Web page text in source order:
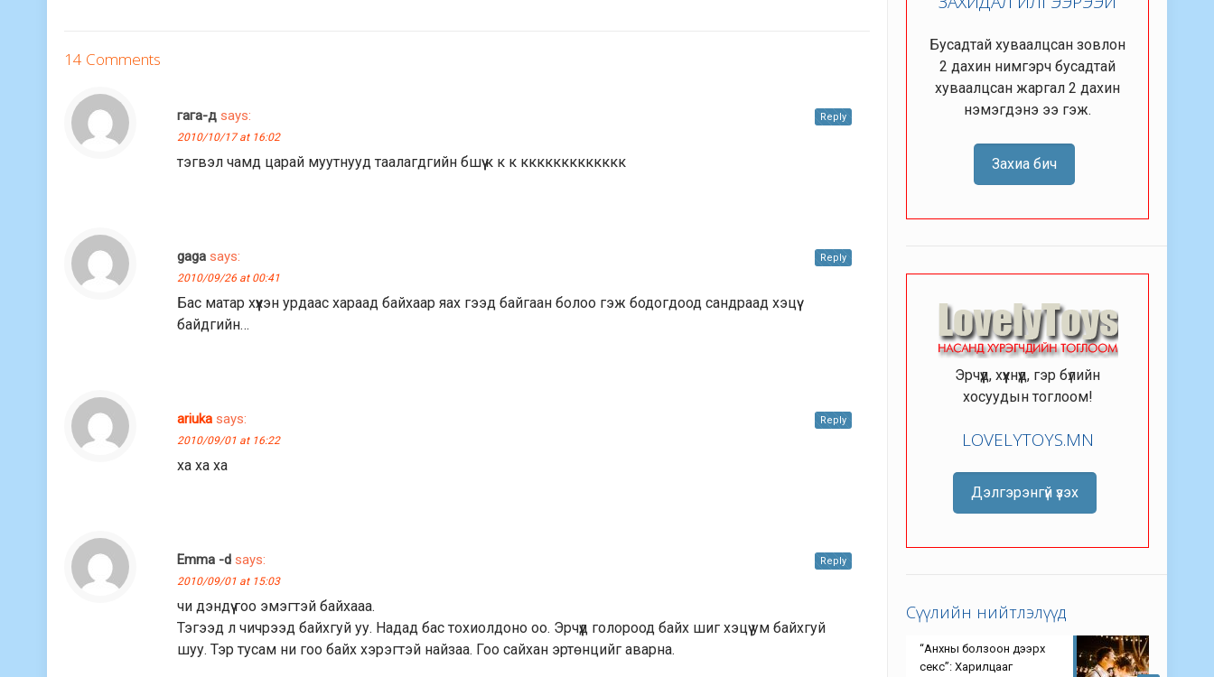
14 Comments
гага-д says:
2010/10/17 at 16:02
тэгвэл чамд царай муутнууд таалагдгийн бшүү к к к ккккккккккккк
Reply
gaga says:
2010/09/26 at 00:41
Бас матар хүүхэн урдаас хараад байхаар яах гээд байгаан болоо гэж бодогдоод сандраад хэцүү
байдгийн…
Reply
ariuka says:
2010/09/01 at 16:22
ха ха ха
Reply
Emma -d says:
2010/09/01 at 15:03
чи дэндүү гоо эмэгтэй байхааа.
Тэгээд л чичрээд байхгуй уу. Надад бас тохиолдоно оо. Эрчүүд голороод байх шиг хэцүү ум байхгуй
шуу. Тэр тусам ни гоо байх хэрэгтэй найзаа. Гоо сайхан эртөнцийг аварна.
Reply
Бусадтай хуваалцсан зовлон
2 дахин нимгэрч бусадтай
хуваалцсан жаргал 2 дахин
нэмэгдэнэ ээ гэж.
Захиа бич
Эрчүүд, хүүхнүүд, гэр бүлийн
хосуудын тоглоом!
LOVELYTOYS.MN
Дэлгэрэнгүй үзэх
Сүүлийн нийтлэлүүд
“Анхны болзоон дээрх
секс”: Харилцааг